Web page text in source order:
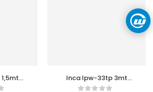
Inca Ipw-33tp 3mt
Power Elektrik Kablosu